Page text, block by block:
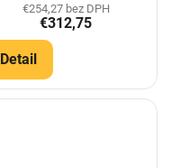
€254,27 bez DPH
€312,75
Detail